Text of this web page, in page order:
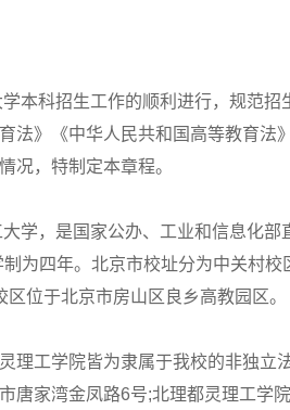
科招生工作的顺利进行，规范招
法》《中华人民共和国高等教育法
况，特制定本章程。
，是国家公办、工业和信息化部
为四年。北京市校址分为中关村
位于北京市房山区良乡高教园区。
工学院皆为隶属于我校的非独立
唐家湾金凤路6号;北理都灵理工学